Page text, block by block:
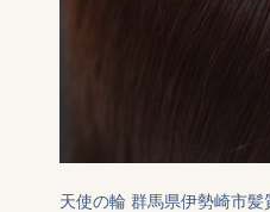
天使の輪 群馬県伊勢崎市